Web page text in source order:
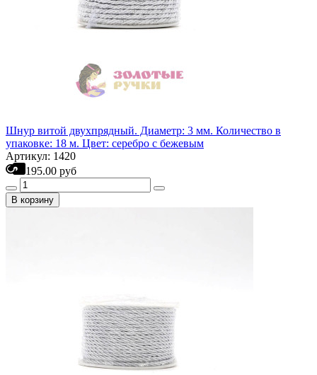
Шнур витой двухпрядный. Диаметр: 3 мм. Количество в
упаковке: 18 м. Цвет: серебро с бежевым
Артикул: 1420
195.00 руб
В корзину